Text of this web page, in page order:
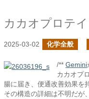
カカオプロテ
2025-03-02 化学全般
/** Gemini
カカオプ
腸に届き、便通改善効果を
その構造の詳細は不明だが